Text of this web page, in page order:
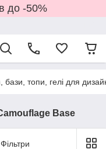
до -50%
бази, топи, гелі для
Base
Фільтри